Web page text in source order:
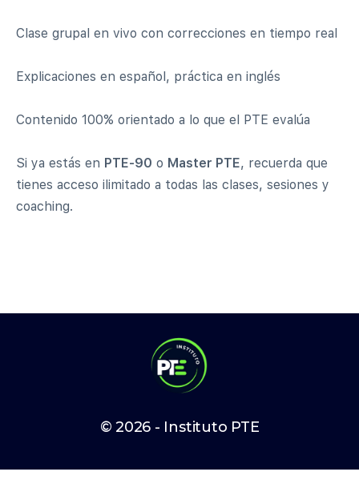
Clase grupal en vivo con correcciones en tiempo real
Explicaciones en español, práctica en inglés
Contenido 100% orientado a lo que el PTE evalúa
Si ya estás en PTE-90 o Master PTE, recuerda que
tienes acceso ilimitado a todas las clases, sesiones y
coaching.
© 2026 - Instituto PTE